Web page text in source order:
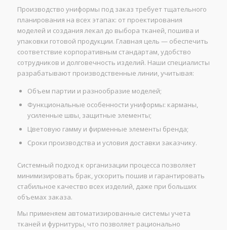
Производство униформы под заказ требует тщательного
планирования на всех этапах: от проектирования
моделей и создания лекал до выбора тканей, пошива и
упаковки готовой продукции. Главная цель — обеспечить
соответствие корпоративным стандартам, удобство
сотрудников и долговечность изделий. Наши специалисты
разрабатывают производственные линии, учитывая:
Объем партии и разнообразие моделей;
Функциональные особенности униформы: карманы,
усиленные швы, защитные элементы;
Цветовую гамму и фирменные элементы бренда;
Сроки производства и условия доставки заказчику.
Системный подход к организации процесса позволяет
минимизировать брак, ускорить пошив и гарантировать
стабильное качество всех изделий, даже при больших
объемах заказа.
Мы применяем автоматизированные системы учета
тканей и фурнитуры, что позволяет рационально